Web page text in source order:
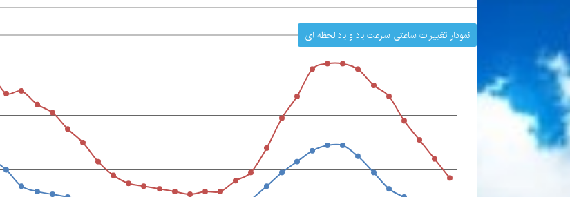
نمودار تغییرات ساعتی سرعت باد و باد لحظه ای